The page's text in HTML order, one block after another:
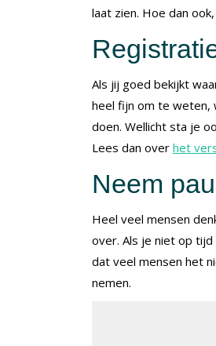
laat zien. Hoe dan
Als jij goed bekijkt
heel fijn om te weten,
doen. Wellicht sta je
Lees dan over het
Neem
Heel veel mensen
over. Als je niet op
dat veel mensen het
nemen.